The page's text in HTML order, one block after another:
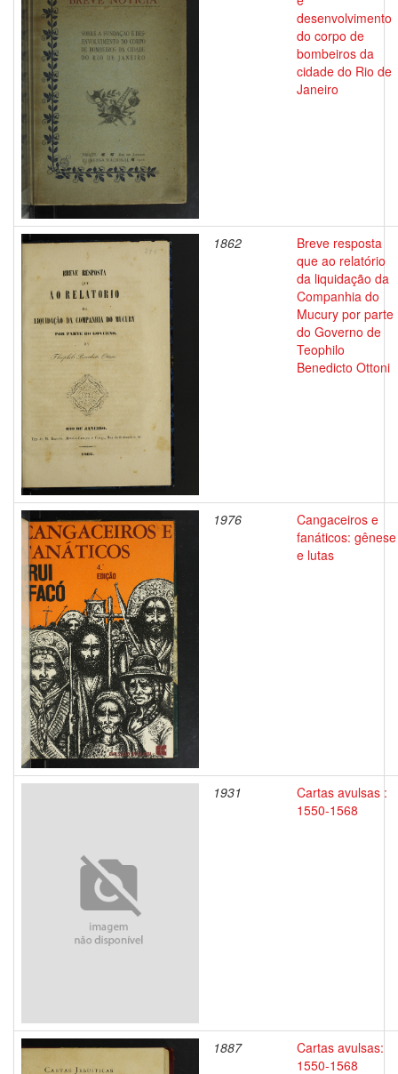
desenvolvimento
do corpo de
bombeiros da
cidade do Rio de
Janeiro
1862
Breve resposta
que ao relatório
da liquidação da
Companhia do
Mucury por parte
do Governo de
Teophilo
Benedicto Ottoni
1976
Cangaceiros e
fanáticos: gênese
e lutas
1931
Cartas avulsas :
1550-1568
1887
Cartas avulsas:
1550-1568